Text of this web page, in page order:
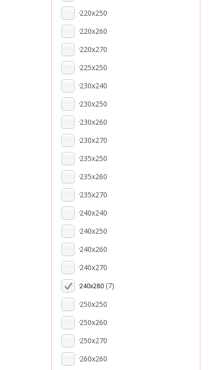
220x250
220x260
220x270
225x250
230x240
230x250
230x260
230x270
235x250
235x260
235x270
240х240
240x250
240x260
240x270
240x280 (7)
250x250
250x260
250x270
260x260